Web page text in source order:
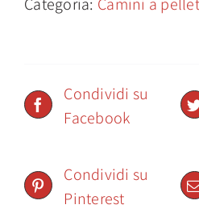
Condividi su
Facebook
Condividi su
Pinterest